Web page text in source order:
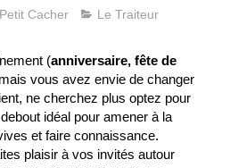
Cacher Le Traiteur
(anniversaire, fête de
vous avez envie de changer
ne cherchez plus optez pour
idéal pour amener à la
et faire connaissance.
plaisir à vos invités autour